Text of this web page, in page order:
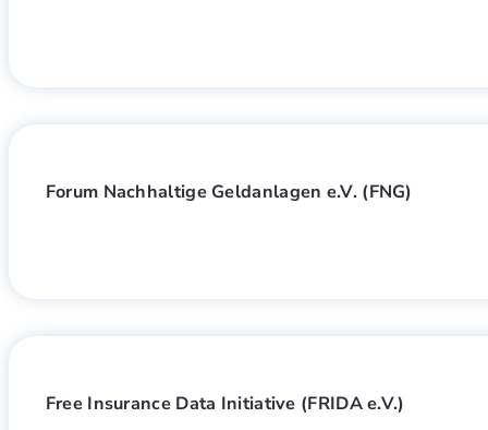
Forum Nachhaltige Geldanlagen e.V. (FNG)
Free Insurance Data Initiative (FRIDA e.V.)